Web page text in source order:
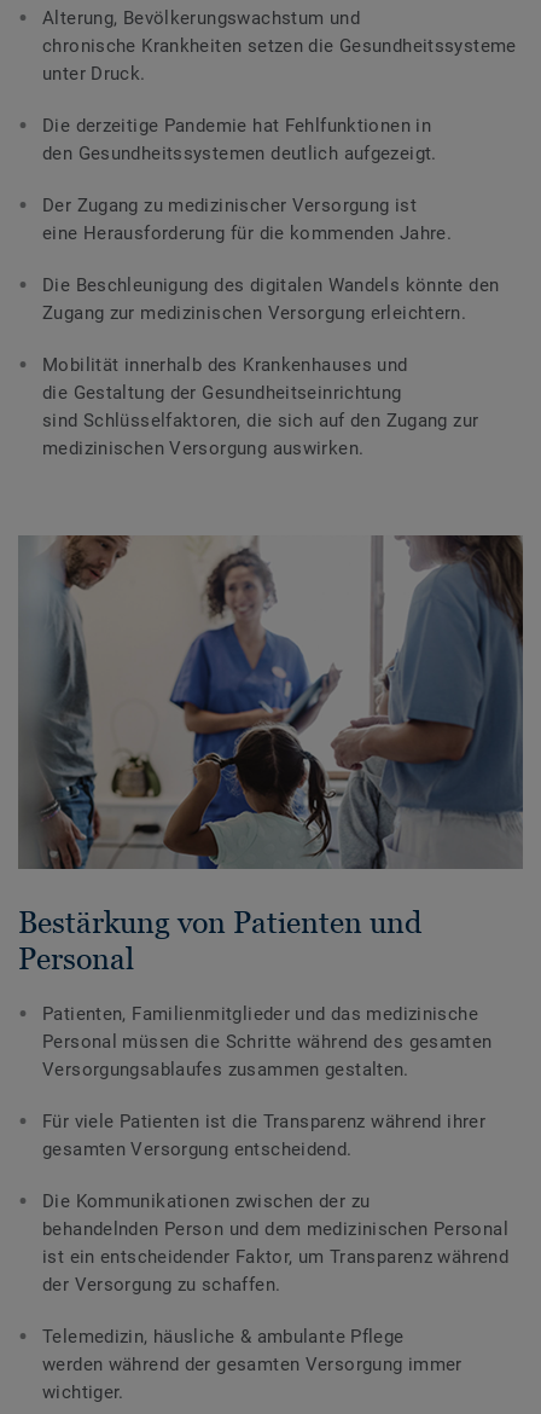
Alterung, Bevölkerungswachstum und
chronische Krankheiten setzen die Gesundheitssysteme
unter Druck.
Die derzeitige Pandemie hat Fehlfunktionen in
den Gesundheitssystemen deutlich aufgezeigt.
Der Zugang zu medizinischer Versorgung ist
eine Herausforderung für die kommenden Jahre.
Die Beschleunigung des digitalen Wandels könnte den
Zugang zur medizinischen Versorgung erleichtern.
Mobilität innerhalb des Krankenhauses und
die Gestaltung der Gesundheitseinrichtung
sind Schlüsselfaktoren, die sich auf den Zugang zur
medizinischen Versorgung auswirken.
Bestärkung von Patienten und
Personal
Patienten, Familienmitglieder und das medizinische
Personal müssen die Schritte während des gesamten
Versorgungsablaufes zusammen gestalten.
Für viele Patienten ist die Transparenz während ihrer
gesamten Versorgung entscheidend.
Die Kommunikationen zwischen der zu
behandelnden Person und dem medizinischen Personal
ist ein entscheidender Faktor, um Transparenz während
der Versorgung zu schaffen.
Telemedizin, häusliche & ambulante Pflege
werden während der gesamten Versorgung immer
wichtiger.